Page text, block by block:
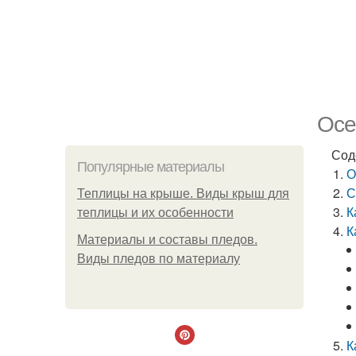
Популярные материалы
Теплицы на крыше. Виды крыш для
теплицы и их особенности
Материалы и составы пледов.
Виды пледов по материалу